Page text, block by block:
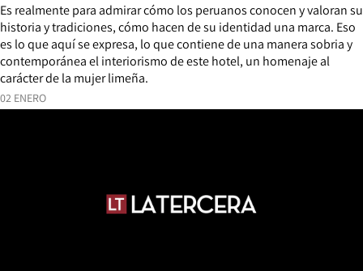
02 ENERO
Es realmente para admirar cómo los peruanos conocen y valoran su
historia y tradiciones, cómo hacen de su identidad una marca. Eso
es lo que aquí se expresa, lo que contiene de una manera sobria y
contemporánea el interiorismo de este hotel, un homenaje al
carácter de la mujer limeña.